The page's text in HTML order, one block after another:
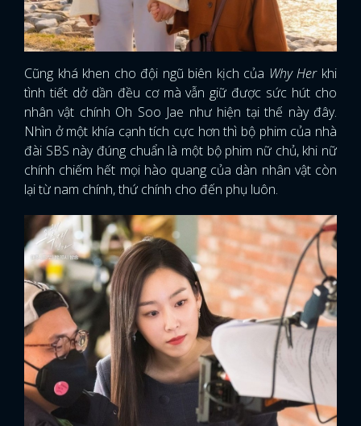
FACEBOOK GOOGLE
Cũng khá khen cho đội ngũ biên kịch của Why Her khi
tình tiết dở dần đều cơ mà vẫn giữ được sức hút cho
nhân vật chính Oh Soo Jae như hiện tại thế này đây.
Nhìn ở một khía cạnh tích cực hơn thì bộ phim của nhà
đài SBS này đúng chuẩn là một bộ phim nữ chủ, khi nữ
chính chiếm hết mọi hào quang của dàn nhân vật còn
lại từ nam chính, thứ chính cho đến phụ luôn.